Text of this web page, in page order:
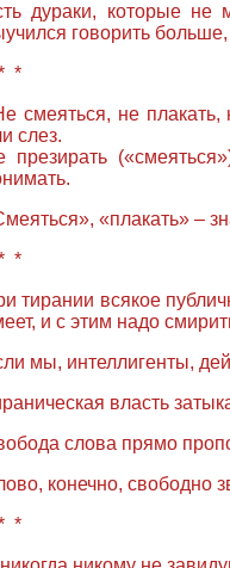
дураки, которые не
говорить
*
смеяться, не плакать,
слез.
презирать
«плакать» –
*
тирании всякое
и с этим надо
мы, интеллигенты,
власть
слова прямо
конечно, свободно
*